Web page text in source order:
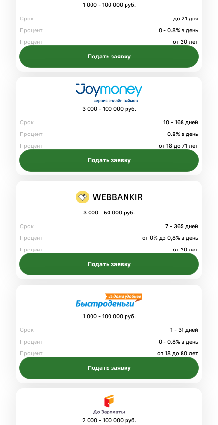
1 000 - 100 000 руб.
Срок
до 21 дня
Процент
0 - 0.8% в день
Процент
от 20 лет
Подать заявку
3 000 - 100 000 руб.
Срок
10 - 168 дней
Процент
0.8% в день
Процент
от 18 до 71 лет
Подать заявку
3 000 - 50 000 руб.
Срок
7 - 365 дней
Процент
от 0% до 0,8% в день
Процент
от 20 лет
Подать заявку
1 000 - 100 000 руб.
Срок
1 - 31 дней
Процент
0 - 0.8% в день
Процент
от 18 до 80 лет
Подать заявку
2 000 - 100 000 руб.